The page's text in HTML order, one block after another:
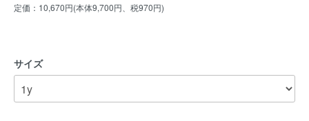
定価：10,670円(本体9,700円、税970円)
サイズ